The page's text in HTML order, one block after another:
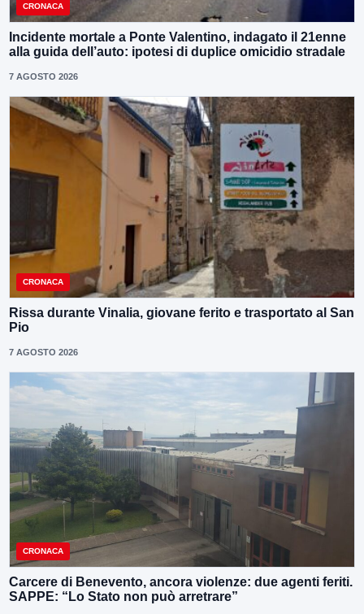
CRONACA
Incidente mortale a Ponte Valentino, indagato il 21enne
alla guida dell’auto: ipotesi di duplice omicidio stradale
7 AGOSTO 2026
CRONACA
Rissa durante Vinalia, giovane ferito e trasportato al San
Pio
7 AGOSTO 2026
CRONACA
Carcere di Benevento, ancora violenze: due agenti feriti.
SAPPE: “Lo Stato non può arretrare”